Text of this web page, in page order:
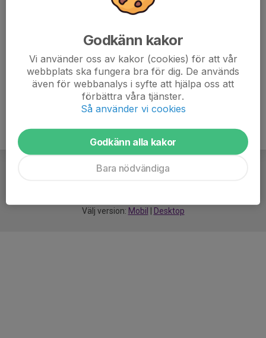
Välj version: Mobil Desktop
Godkänn kakor
Vi använder oss av kakor (cookies) för att vår
webbplats ska fungera bra för dig. De används
även för webbanalys i syfte att hjälpa oss att
förbättra våra tjänster.
Så använder vi cookies
Godkänn alla kakor
Bara nödvändiga